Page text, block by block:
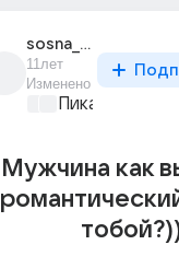
sosna_41
11лет
Изменено
Пикантно о
Мужчина как